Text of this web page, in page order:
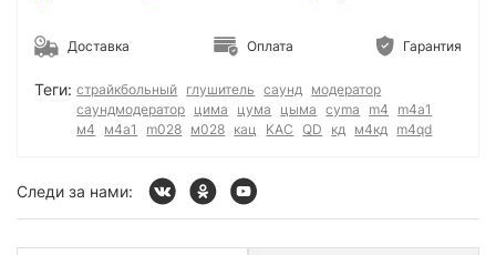
Доставка Оплата Гарантия
Теги: страйкбольный глушитель саунд
модератор
саундмодератор цима цума цыма cyma m4
m4a1
м4
м4а1 m028 м028 кац KAC QD кд м4кд m4qd
Следи за нами: